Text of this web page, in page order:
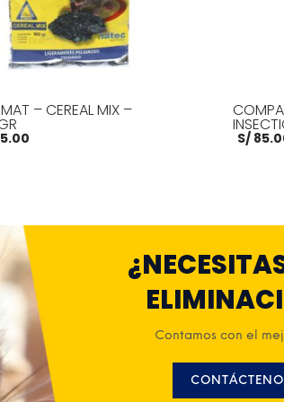
– CEREAL MIX –
S/
Contamos con el